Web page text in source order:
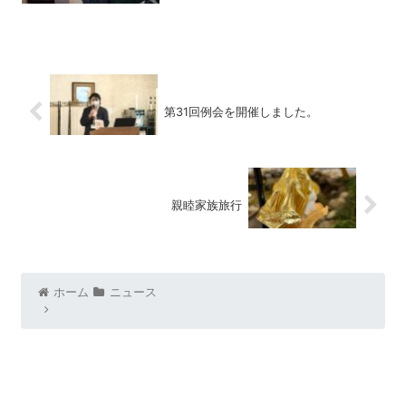
第31回例会を開催しました。
親睦家族旅行
ホーム ニュース